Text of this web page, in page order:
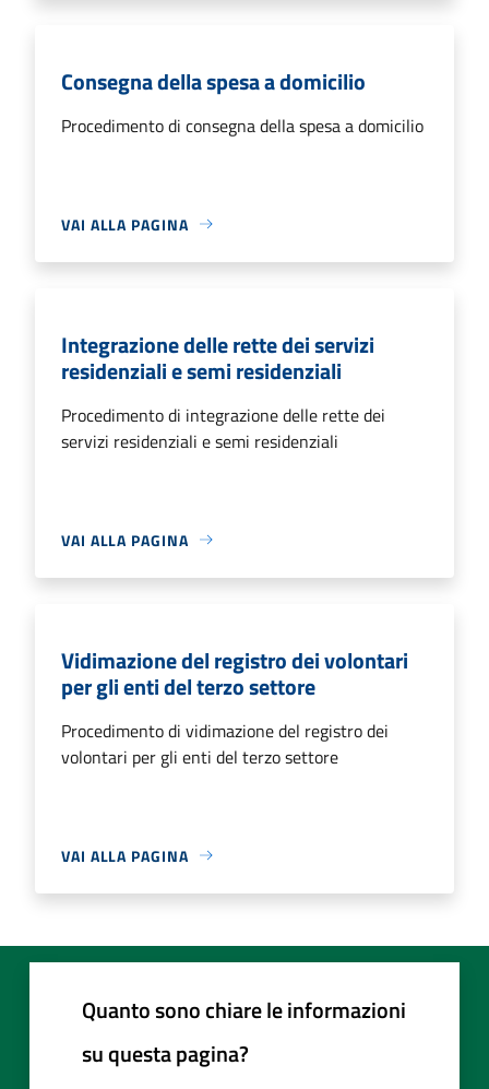
Consegna della spesa a domicilio
Procedimento di consegna della spesa a domicilio
VAI ALLA PAGINA
Integrazione delle rette dei servizi
residenziali e semi residenziali
Procedimento di integrazione delle rette dei
servizi residenziali e semi residenziali
VAI ALLA PAGINA
Vidimazione del registro dei volontari
per gli enti del terzo settore
Procedimento di vidimazione del registro dei
volontari per gli enti del terzo settore
VAI ALLA PAGINA
Quanto sono chiare le informazioni
su questa pagina?